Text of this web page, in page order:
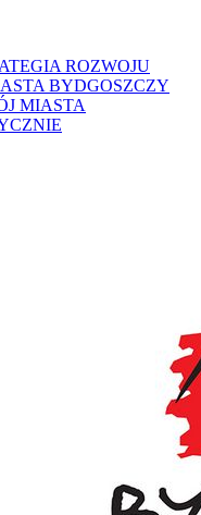
ROZWOJU
BYDGOSZCZY
MIASTA